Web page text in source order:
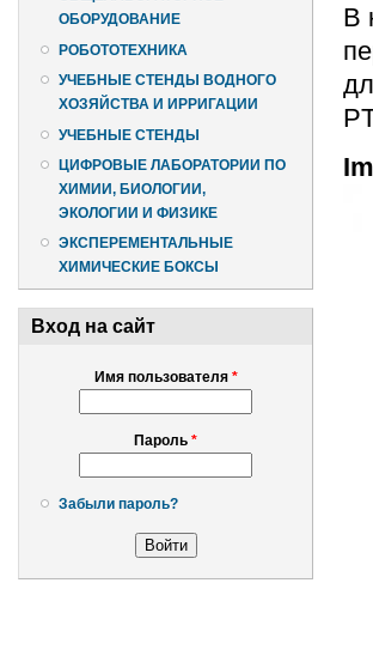
ОБОРУДОВАНИЕ
РОБОТОТЕХНИКА
УЧЕБНЫЕ СТЕНДЫ ВОДНОГО
ХОЗЯЙСТВА И ИРРИГАЦИИ
УЧЕБНЫЕ СТЕНДЫ
ЦИФРОВЫЕ ЛАБОРАТОРИИ ПО
ХИМИИ, БИОЛОГИИ,
ЭКОЛОГИИ И ФИЗИКЕ
ЭКСПЕРЕМЕНТАЛЬНЫЕ
ХИМИЧЕСКИЕ БОКСЫ
Вход на сайт
Имя пользователя *
Пароль *
Забыли пароль?
В